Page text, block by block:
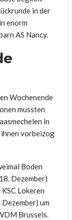
in der
enorm
AS Nancy.
Wochenende
mussten
in
vorbeizog
Boden
Dezember)
Lokeren
um
Brussels.